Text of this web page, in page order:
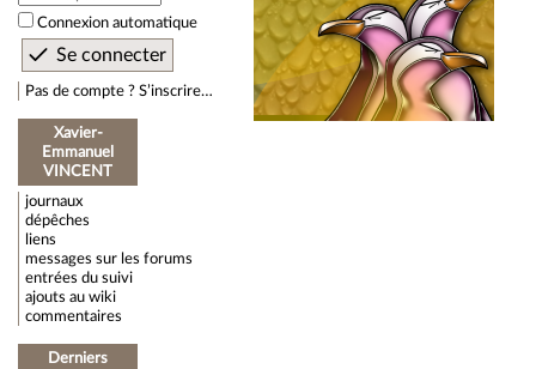
Connexion automatique
Pas de compte ? S’inscrire…
Xavier-
Emmanuel
VINCENT
journaux
dépêches
liens
messages sur les forums
entrées du suivi
ajouts au wiki
commentaires
Derniers